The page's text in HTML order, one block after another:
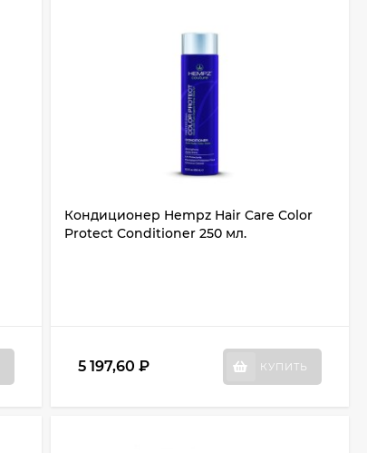
Кондиционер Hempz Hair Care Color
Protect Conditioner 250 мл.
5 197,60 ₽ КУПИТЬ